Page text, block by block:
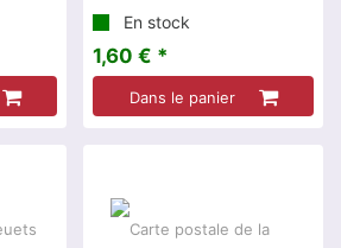
En stock
1,60 € *
Dans le panier